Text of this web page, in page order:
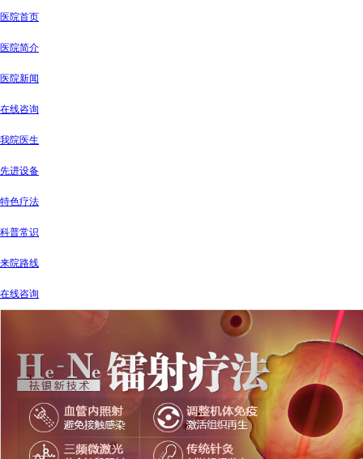
医院首页
医院简介
医院新闻
在线咨询
我院医生
先进设备
特色疗法
科普常识
来院路线
在线咨询